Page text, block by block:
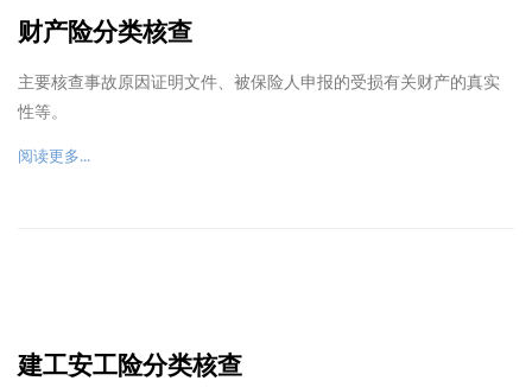
财产险分类核查
主要核查事故原因证明文件、被保险人申报的受损有关财产的真实
性等。
阅读更多...
建工安工险分类核查